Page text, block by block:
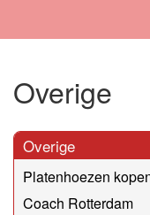
Overige
Overige
Platenhoezen
Coach Rotterdam